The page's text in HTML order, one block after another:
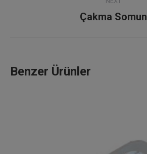
Next
Çakma Somun
Benzer Ürünler